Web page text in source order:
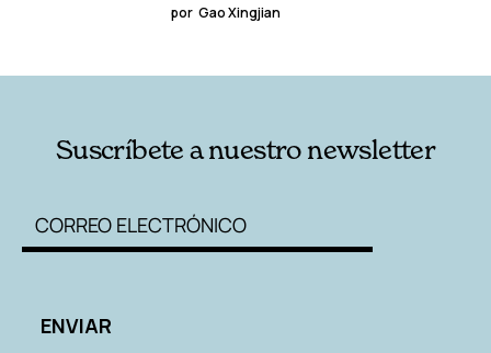
por Gao Xingjian
Suscríbete a nuestro newsletter